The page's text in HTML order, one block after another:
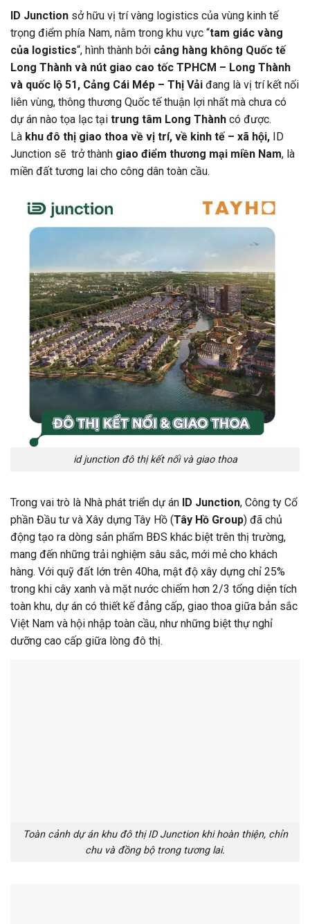
ID Junction sở hữu vị trí vàng logistics của vùng kinh tế
trọng điểm phía Nam, nằm trong khu vực “tam giác vàng
của logistics“, hình thành bởi cảng hàng không Quốc tế
Long Thành và nút giao cao tốc TPHCM – Long Thành
và quốc lộ 51, Cảng Cái Mép – Thị Vải đang là vị trí kết nối
liên vùng, thông thương Quốc tế thuận lợi nhất mà chưa có
dự án nào tọa lạc tại trung tâm Long Thành có được.
Là khu đô thị giao thoa về vị trí, về kinh tế – xã hội, ID
Junction sẽ trở thành giao điểm thương mại miền Nam, là
miền đất tương lai cho công dân toàn cầu.
id junction đô thị kết nối và giao thoa
Trong vai trò là Nhà phát triển dự án ID Junction, Công ty Cổ
phần Đầu tư và Xây dựng Tây Hồ (Tây Hồ Group) đã chủ
động tạo ra dòng sản phẩm BĐS khác biệt trên thị trường,
mang đến những trải nghiệm sâu sắc, mới mẻ cho khách
hàng. Với quỹ đất lớn trên 40ha, mật độ xây dựng chỉ 25%
trong khi cây xanh và mặt nước chiếm hơn 2/3 tổng diện tích
toàn khu, dự án có thiết kế đẳng cấp, giao thoa giữa bản sắc
Việt Nam và hội nhập toàn cầu, như những biệt thự nghỉ
dưỡng cao cấp giữa lòng đô thị.
Toàn cảnh dự án khu đô thị ID Junction khi hoàn thiện, chỉn
chu và đồng bộ trong tương lai.